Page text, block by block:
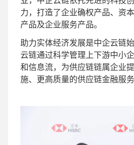
力，打造了企业确权产品、资
产品及企业服务产品。
助力实体经济发展是中企云链
云链通过科学管理上下游中小
和信息流，为供应链链属企业
施、更高质量的供应链金融服务